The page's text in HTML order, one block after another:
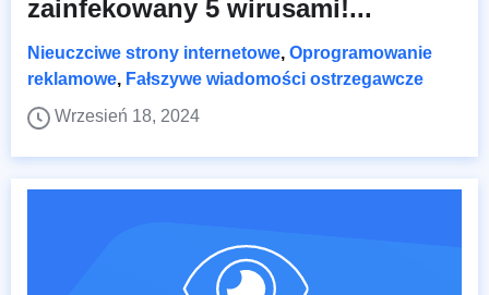
zainfekowany 5 wirusami!...
Nieuczciwe strony internetowe, Oprogramowanie
reklamowe, Fałszywe wiadomości ostrzegawcze
Wrzesień 18, 2024